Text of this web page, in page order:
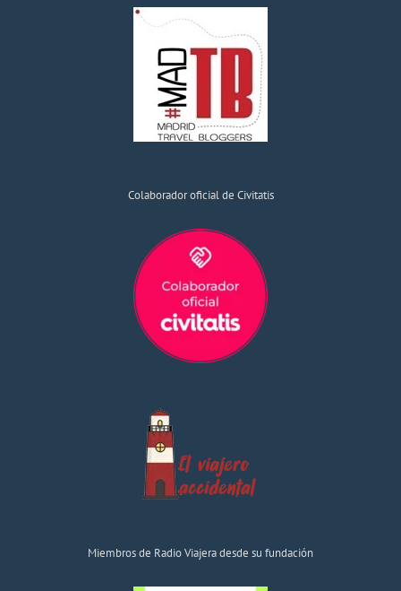
Colaborador oficial de Civitatis
Miembros de Radio Viajera desde su fundación